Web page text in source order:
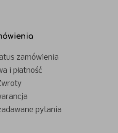
zamówienia
i płatność
pytania